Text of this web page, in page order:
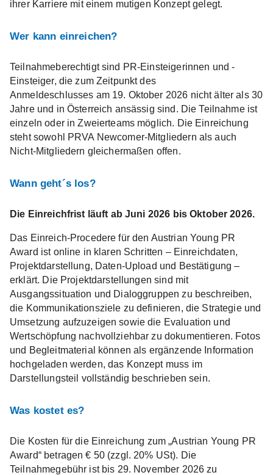
ihrer Karriere mit einem mutigen Konzept gelegt.
Wer kann einreichen?
Teilnahmeberechtigt sind PR-Einsteigerinnen und -
Einsteiger, die zum Zeitpunkt des
Anmeldeschlusses am 19. Oktober 2026 nicht älter als 30
Jahre und in Österreich ansässig sind. Die Teilnahme ist
einzeln oder in Zweierteams möglich. Die Einreichung
steht sowohl PRVA Newcomer-Mitgliedern als auch
Nicht-Mitgliedern gleichermaßen offen.
Wann geht´s los?
Die Einreichfrist läuft ab Juni 2026 bis Oktober 2026.
Das Einreich-Procedere für den Austrian Young PR
Award ist online in klaren Schritten – Einreichdaten,
Projektdarstellung, Daten-Upload und Bestätigung –
erklärt. Die Projektdarstellungen sind mit
Ausgangssituation und Dialoggruppen zu beschreiben,
die Kommunikationsziele zu definieren, die Strategie und
Umsetzung aufzuzeigen sowie die Evaluation und
Wertschöpfung nachvollziehbar zu dokumentieren. Fotos
und Begleitmaterial können als ergänzende Information
hochgeladen werden, das Konzept muss im
Darstellungsteil vollständig beschrieben sein.
Was kostet es?
Die Kosten für die Einreichung zum „Austrian Young PR
Award“ betragen € 50 (zzgl. 20% USt). Die
Teilnahmegebühr ist bis 29. November 2026 zu